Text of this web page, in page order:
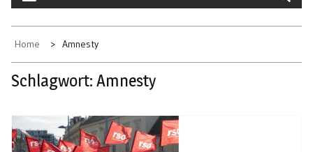
Home Amnesty
Schlagwort: Amnesty